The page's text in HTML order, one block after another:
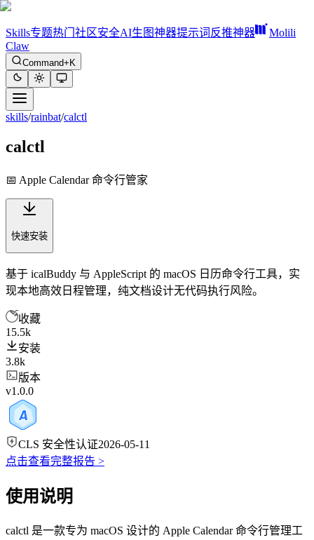
Skills专题热门 社区安全AI生图神器提示词反推神器
Molili
Claw
Command+K
skills/rainbat/calctl
calctl
📅 Apple Calendar 命令行管家
快速安装
基于 icalBuddy 与 AppleScript 的 macOS 日历命令行工具，实
现本地高效日程管理，纯文档设计无代码执行风险。
收藏
15.5k
安装
3.8k
版本
v1.0.0
CLS 安全性认证2026-05-11
点击查看完整报告 >
使用说明
calctl 是一款专为 macOS 设计的 Apple Calendar 命令行管理工